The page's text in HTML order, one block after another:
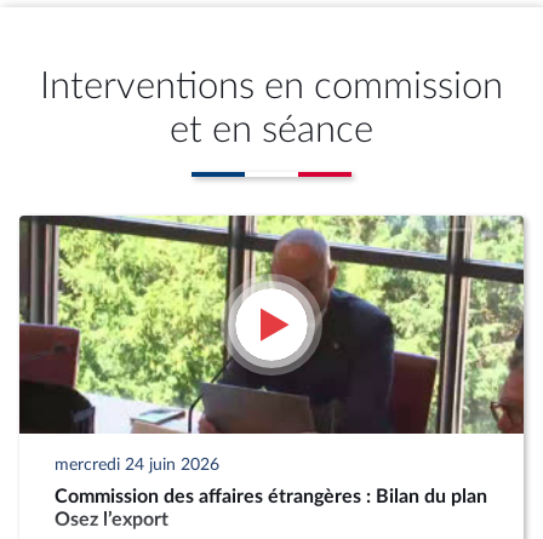
Interventions en commission
et en séance
mercredi 24 juin 2026
Commission des affaires étrangères : Bilan du plan
Osez l’export